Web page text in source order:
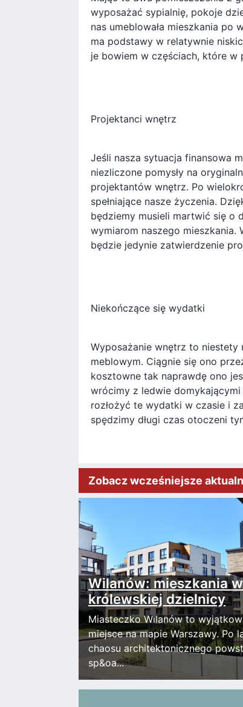
wyposażać sypialnię, pokoje
nas umeblowała mieszkania po
ma podstawy w relatywnie
je bowiem w częściach, które
Projektanci wnętrz
Jeśli nasza sytuacja finansowa
niezliczone pomysły na
projektantów wnętrz. Po
spełniające nasze życzenia.
będziemy musieli martwić się o
wymiarom naszego mieszkania.
będzie jedynie zatwierdzenie
Niekończące się wydatki
Wyposażanie wnętrz to niestety
meblowym. Ciągnie się ono
kosztowne tak naprawdę ono
wrócimy z ledwie
rozłożyć te wydatki w czasie i
spędzimy długi czas otoczeni
Zobacz wcześniejsze
Wilanów: mieszkania w
królewskiej dzielnicy
Miasteczko Wilanów to
miejsce na mapie Warszawy. Po
chaosu architektonicznego
sp&oa...